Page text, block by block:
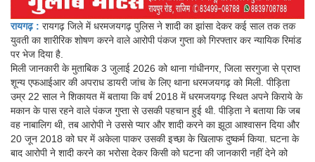
रायगढ़ : रायगढ़ जिले में धरमजयगढ़ पुलिस ने शादी का झांसा देकर कई साल तक तक
युवती का शारीरिक शोषण करने वाले आरोपी पंकज गुप्ता को गिरफ्तार कर न्यायिक रिमांड
पर भेज दिया है.
मिली जानकारी के मुताबिक 3 जुलाई 2026 को थाना गांधीनगर, जिला सरगुजा से प्राप्त
शून्य एफआईआर की अपराध डायरी जांच के लिए थाना धरमजयगढ़ को मिली. पीड़िता
उम्र 22 साल ने शिकायत में बताया कि वर्ष 2018 में धरमजयगढ़ स्थित अपने किराये के
मकान के पास रहने वाले पंकज गुप्ता से उसकी पहचान हुई थी. पीड़िता ने बताया कि जब
वह नाबालिग थी, तब आरोपी ने उससे प्यार और शादी करने का झूठा आश्वासन दिया और
20 जून 2018 को घर में अकेला पाकर उसकी इच्छा के खिलाफ दुष्कर्म किया. घटना के
बाद आरोपी ने शादी करने का भरोसा देकर किसी को घटना की जानकारी नहीं देने को